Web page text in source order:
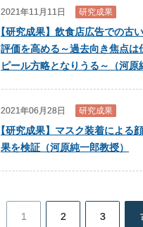
2021年11月11日 研究成果
【研究成果】飲食店広告での古
評価を高める～過去向き焦点は
ピール方略となりうる～（河原
2021年06月28日 研究成果
【研究成果】マスク装着による
果を検証（河原純一郎教授）
1 2 3